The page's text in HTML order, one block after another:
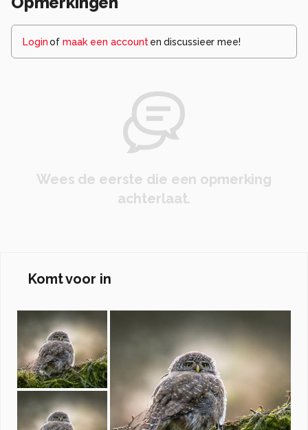
Loginof maak een account en discussieer mee!
Wees de eerste die een opmerking
achterlaat.
Komt voor in